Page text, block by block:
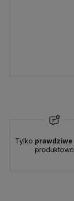
Tylko prawdziwe
produktowe